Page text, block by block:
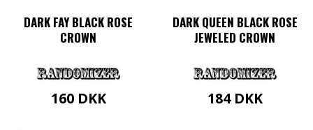
DARK FAY BLACK ROSE
CROWN
160 DKK
DARK QUEEN BLACK ROSE
JEWELED CROWN
184 DKK